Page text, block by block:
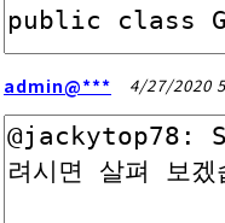
admin@*** 4/27/2020